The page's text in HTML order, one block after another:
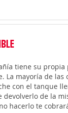
tiene su propia
La mayoría de las
con el tanque
devolverlo de la
hacerlo te